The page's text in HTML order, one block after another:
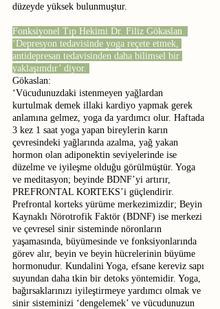
düzeyde yüksek bulunmuştur.
Fonksiyonel Tıp Hekimi Dr. Filiz Gökaslan
‘Depresyon tedavisinde yoga reçete etmek,
antidepresan tedavisinden daha bilimsel bir
yaklaşımdır’ diyor.
Gökaslan:
‘Vücudunuzdaki istenmeyen yağlardan
kurtulmak demek illaki kardiyo yapmak gerek
anlamına gelmez, yoga da yardımcı olur. Haftada
3 kez 1 saat yoga yapan bireylerin karın
çevresindeki yağlarında azalma, yağ yakan
hormon olan adiponektin seviyelerinde ise
düzelme ve iyileşme olduğu görülmüştür. Yoga
ve meditasyon; beyinde BDNF’yi artırır,
PREFRONTAL KORTEKS’i güçlendirir.
Prefrontal korteks yürüme merkezimizdir; Beyin
Kaynaklı Nörotrofik Faktör (BDNF) ise merkezi
ve çevresel sinir sisteminde nöronların
yaşamasında, büyümesinde ve fonksiyonlarında
görev alır, beyin ve beyin hücrelerinin büyüme
hormonudur. Kundalini Yoga, efsane kereviz sapı
suyundan daha tkin bir detoks yöntemidir. Yoga,
bağırsaklarınızı iyileştirmeye yardımcı olmak ve
sinir sisteminizi ‘dengelemek’ ve vücudunuzun